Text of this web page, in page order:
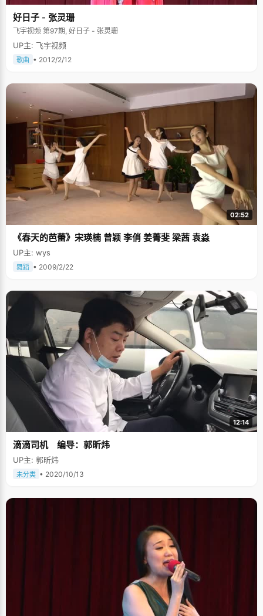
好日子 - 张灵珊
飞宇视频 第97期, 好日子 - 张灵珊
UP主: 飞宇视频
歌曲 • 2012/2/12
02:52
《春天的芭蕾》宋瑛楠 曾颖 李俏 姜菁斐 梁茜 袁淼
UP主: wys
舞蹈 • 2009/2/22
12:14
滴滴司机 编导：郭昕炜
UP主: 郭昕炜
未分类 • 2020/10/13